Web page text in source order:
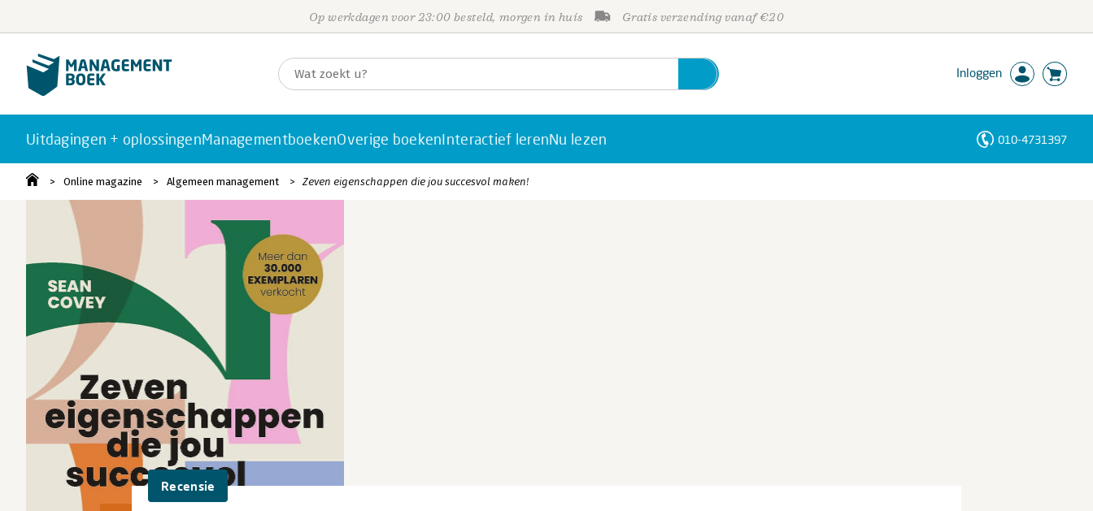
Op werkdagen voor 23:00 besteld, morgen in huis Gratis verzending vanaf €20
Inloggen
Uitdagingen + oplossingenManagementboekenOverige boekenInteractief lerenNu lezen 010-4731397
Online magazine Algemeen management Zeven eigenschappen die jou succesvol maken!
Recensie
Personen